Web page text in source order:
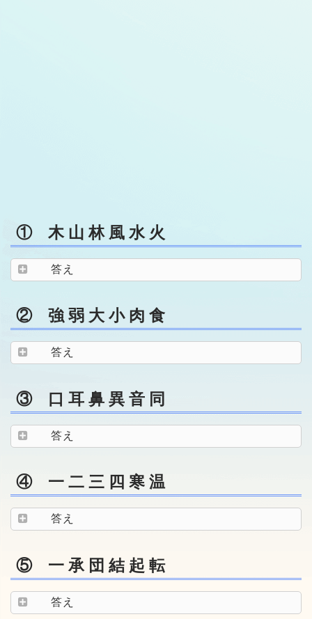
① 木 山 林 風 水 火
答え
② 強 弱 大 小 肉 食
答え
③ 口 耳 鼻 異 音 同
答え
④ 一 二 三 四 寒 温
答え
⑤ 一 承 団 結 起 転
答え